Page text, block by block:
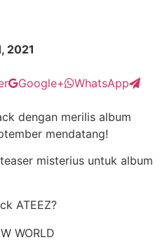
2021
Google+
WhatsApp
dengan merilis album
mendatang!
misterius untuk album
ATEEZ?
WORLD